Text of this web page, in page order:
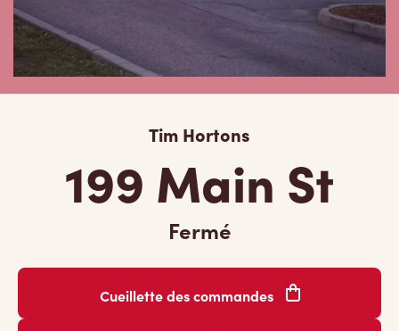
Tim Hortons
199 Main St
Fermé
Cueillette des commandes